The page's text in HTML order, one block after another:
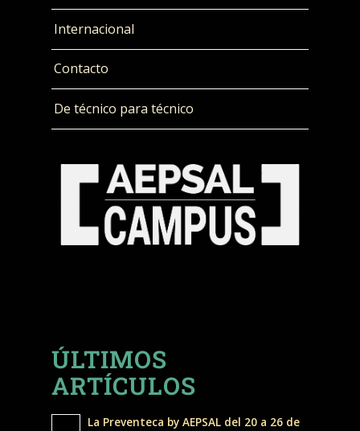
Internacional
Contacto
De técnico para técnico
ÚLTIMOS
ARTÍCULOS
La Preventeca by AEPSAL del 20 a 26 de